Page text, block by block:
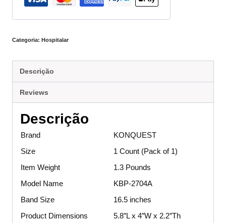
Categoria: Hospitalar
Descrição
Reviews
Descrição
Brand
KONQUEST
Size
1 Count (Pack of 1)
Item Weight
1.3 Pounds
Model Name
KBP-2704A
Band Size
16.5 inches
Product Dimensions
5.8″L x 4″W x 2.2″Th